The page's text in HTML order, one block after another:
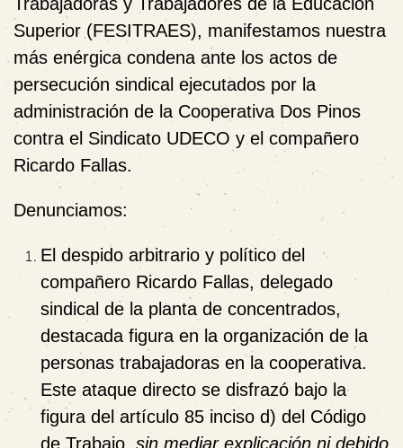
Superior (FESITRAES), manifestamos nuestra
más enérgica condena ante los actos de
persecución sindical ejecutados por la
administración de la Cooperativa Dos Pinos
contra el Sindicato UDECO y el compañero
Ricardo Fallas.
Denunciamos:
El despido arbitrario y político del
compañero Ricardo Fallas, delegado
sindical de la planta de concentrados,
destacada figura en la organización de la
personas trabajadoras en la cooperativa.
Este ataque directo se disfrazó bajo la
figura del artículo 85 inciso d) del Código
de Trabajo, sin mediar explicación ni debido